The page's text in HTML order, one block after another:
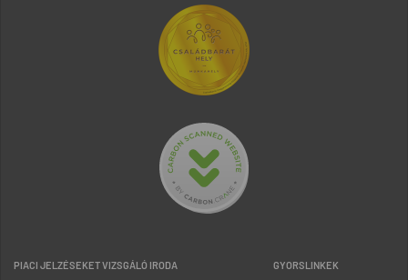
PIACI JELZÉSEKET VIZSGÁLÓ IRODA GYORSLINKEK